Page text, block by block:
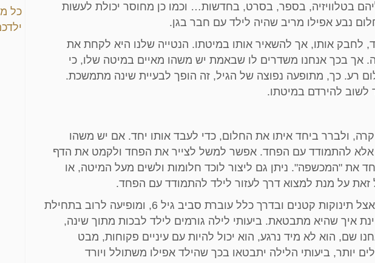
כל
בטלוויזיה, בספר, בסרט, בחדשות… וכמו כן מחוסר יכולת לעשות
נבע אפילו מריב שהיה לילד עם חבר בגן.
לחבק אותו, אך להשאיר אותו במיטתו. הנטייה שלנו היא לקחת את
אך בכך אנחנו משדרים לו שבאמת יש משהו מאיים במיטה שלו, כי
רע. כך, מתופעה נפוצה של הגיל, זה הופך לבעיית שינה מתמשכת.
לשוב להירדם במיטתו.
ולברר ביחד איתו את החלום, כדי לעבד אותו יחד. אם יש משהו
אלא להתמודד עם הפחד. אפשר למשל לצייר את הפחד ולקמט את הדף
את "המכשפה". ניתן גם ליצור לוכד חלומות ולשים מעל המיטה, או
על מנת למצוא דרך לעזור לילד להתמודד עם הפחד.
היא תופעה שיכולה להופיע גם אצל תינוקות קטנים ובדרך כלל עוברת סביב גיל 6, ומופיעה לרוב בתחילת
איך שהיא מתבטאת. ביעותי לילה גורמים לילד לבכות מתוך שינה,
שם, הוא לא מיד נרגע, הוא יכול להיות עם עיניים פקוחות, מבט
יותר, ביעותי הלילה יתבטאו בכך שהילד אפילו משתולל ויורד